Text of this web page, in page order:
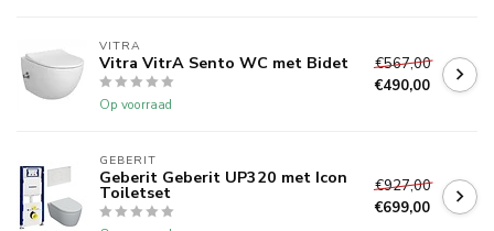
VITRA
Vitra VitrA Sento WC met Bidet
Op voorraad
€567,00
€490,00
GEBERIT
Geberit Geberit UP320 met Icon
Toiletset
€927,00
€699,00